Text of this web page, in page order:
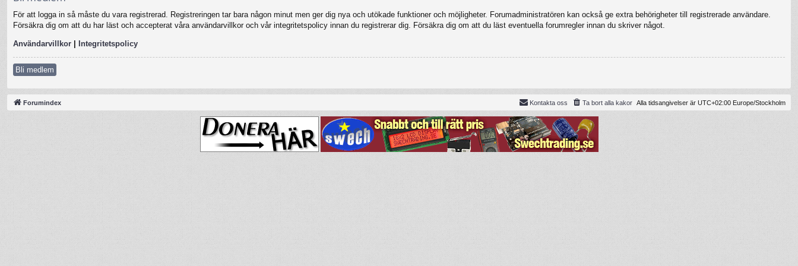
För att logga in så måste du vara registrerad. Registreringen tar bara någon minut men ger dig nya och utökade funktioner och möjligheter. Forumadministratören kan också ge extra behörigheter till registrerade användare.
Försäkra dig om att du har läst och accepterat våra användarvillkor och vår integritetspolicy innan du registrerar dig. Försäkra dig om att du läst eventuella forumregler innan du skriver något.
Användarvillkor | Integritetspolicy
Bli medlem
Forumindex Alla tidsangivelser är UTC+02:00 Europe/Stockholm
Ta bort alla kakor
Kontakta oss